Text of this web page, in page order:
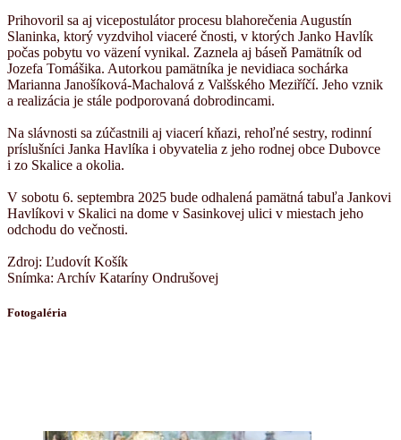
Prihovoril sa aj vicepostulátor procesu blahorečenia Augustín
Slaninka, ktorý vyzdvihol viaceré čnosti, v ktorých Janko Havlík
počas pobytu vo väzení vynikal. Zaznela aj báseň Pamätník od
Jozefa Tomášika. Autorkou pamätníka je nevidiaca sochárka
Marianna Janošíková-Machalová z Valšského Meziříčí. Jeho vznik
a realizácia je stále podporovaná dobrodincami.
Na slávnosti sa zúčastnili aj viacerí kňazi, rehoľné sestry, rodinní
príslušníci Janka Havlíka i obyvatelia z jeho rodnej obce Dubovce
i zo Skalice a okolia.
V sobotu 6. septembra 2025 bude odhalená pamätná tabuľa Jankovi
Havlíkovi v Skalici na dome v Sasinkovej ulici v miestach jeho
odchodu do večnosti.
Zdroj: Ľudovít Košík
Snímka: Archív Kataríny Ondrušovej
Fotogaléria